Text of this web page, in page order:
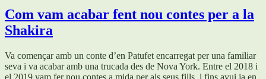
Com vam acabar fent nou contes per a la
Shakira
Va començar amb un conte d’en Patufet encarregat per una familiar
seva i va acabar amb una trucada des de Nova York. Entre el 2018 i